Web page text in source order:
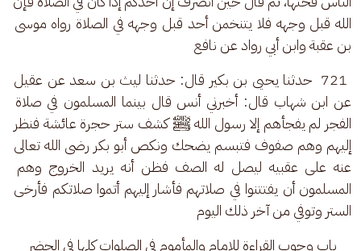
الله قبل وجهه فلا يتنخمن أحد قبل وجهه في الصلاة رواه موسى
بن عقبة وابن أبي رواد عن نافع
721  حدثنا يحيى بن بكير قال: حدثنا ليث بن سعد عن عقيل
عن ابن شهاب قال: أخبرني أنس قال بينما المسلمون في صلاة
الفجر لم يفجأهم إلا رسول الله ﷺ كشف ستر حجرة عائشة فنظر
إليهم وهم صفوف فتبسم يضحك ونكص أبو بكر رضى الله تعالى
عنه على عقبيه ليصل له الصف فظن أنه يريد الخروج وهم
المسلمون أن يفتتنوا في صلاتهم فأشار إليهم أتموا صلاتكم فأرخى
الستر وتوفي من آخر ذلك اليوم
باب وجوب القراءة للإمام والمأموم في الصلوات كلها في الحضر